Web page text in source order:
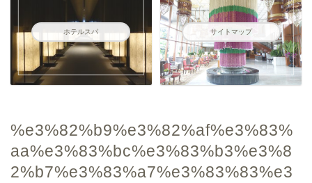
ホテルスパ サイトマップ
%e3%82%b9%e3%82%af%e3%83%
aa%e3%83%bc%e3%83%b3%e3%8
2%b7%e3%83%a7%e3%83%83%e3